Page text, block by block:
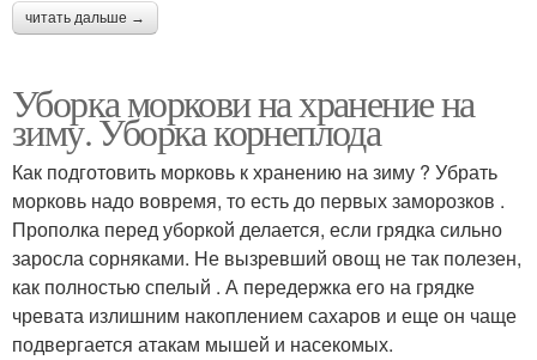
читать дальше →
Уборка моркови на хранение на
зиму. Уборка корнеплода
Как подготовить морковь к хранению на зиму ? Убрать
морковь надо вовремя, то есть до первых заморозков .
Прополка перед уборкой делается, если грядка сильно
заросла сорняками. Не вызревший овощ не так полезен,
как полностью спелый . А передержка его на грядке
чревата излишним накоплением сахаров и еще он чаще
подвергается атакам мышей и насекомых.